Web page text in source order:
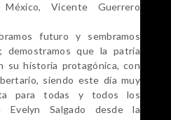
Vicente Guerrero
futuro y sembramos
demostramos que la patria
su historia protagónica, con
siendo este día muy
para todas y todos los
Evelyn Salgado desde la